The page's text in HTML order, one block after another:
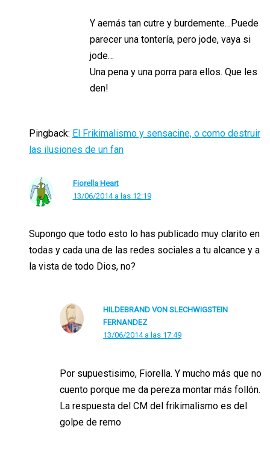
Y aemás tan cutre y burdemente…Puede
parecer una tontería, pero jode, vaya si
jode…
Una pena y una porra para ellos. Que les
den!
Pingback: El Frikimalismo y sensacine, o como destruir
las ilusiones de un fan
Fiorella Heart
13/06/2014 a las 12:19
Supongo que todo esto lo has publicado muy clarito en
todas y cada una de las redes sociales a tu alcance y a
la vista de todo Dios, no?
HILDEBRAND VON SLECHWIGSTEIN
FERNANDEZ
13/06/2014 a las 17:49
Por supuestisimo, Fiorella. Y mucho más que no
cuento porque me da pereza montar más follón.
La respuesta del CM del frikimalismo es del
golpe de remo